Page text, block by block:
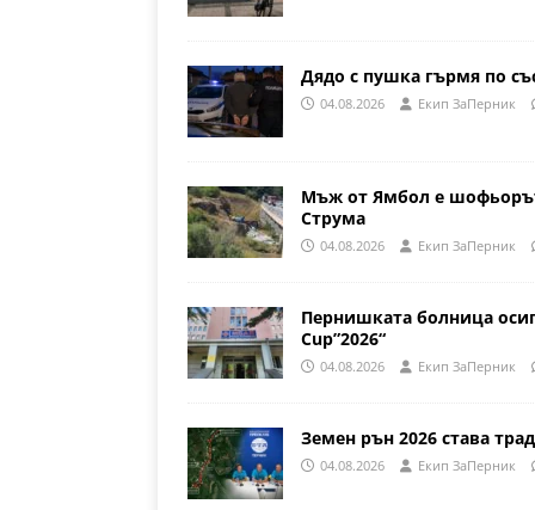
Дядо с пушка гърмя по
04.08.2026 Eкип ЗаПерник
Мъж от Ямбол е
Струма
04.08.2026 Eкип ЗаПерник
Пернишката болница
Cup”2026“
04.08.2026 Eкип ЗаПерник
Земен рън 2026 става
04.08.2026 Eкип ЗаПерник